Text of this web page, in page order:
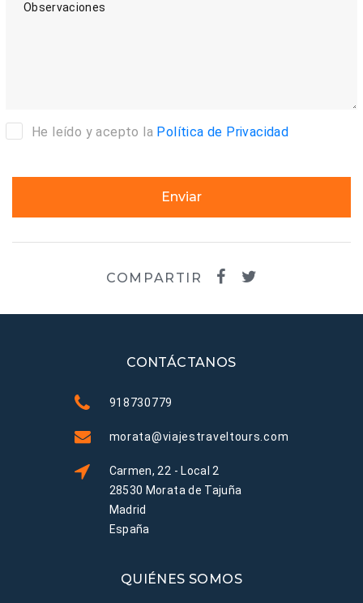
Observaciones
He leído y acepto la Política de Privacidad
Enviar
COMPARTIR
CONTÁCTANOS
918730779
morata@viajestraveltours.com
Carmen, 22 - Local 2
28530 Morata de Tajuña
Madrid
España
QUIÉNES SOMOS